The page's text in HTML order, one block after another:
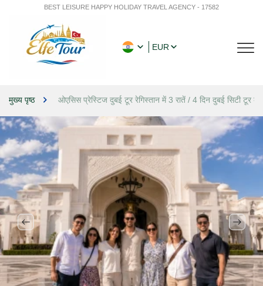
BEST LEISURE HAPPY HOLIDAY TRAVEL AGENCY - 17582
EUR
मुख्य पृष्ठ ओएसिस प्रेस्टिज दुबई टूर रेगिस्तान में 3 रातें / 4 दिन दुबई सिटी टूर